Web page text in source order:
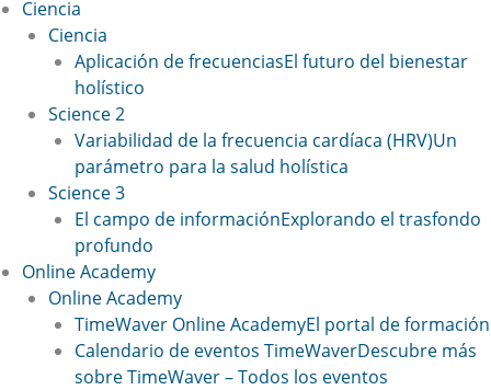
Ciencia
Ciencia
Aplicación de frecuenciasEl futuro del bienestar
holístico
Science 2
Variabilidad de la frecuencia cardíaca (HRV)Un
parámetro para la salud holística
Science 3
El campo de informaciónExplorando el trasfondo
profundo
Online Academy
Online Academy
TimeWaver Online AcademyEl portal de formación
Calendario de eventos TimeWaverDescubre más
sobre TimeWaver – Todos los eventos